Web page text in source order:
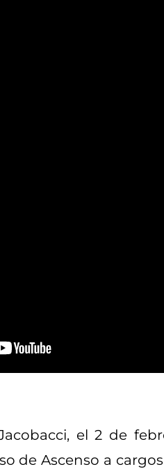
el 2 de
de Ascenso a